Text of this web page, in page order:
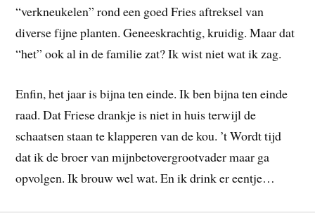
“verkneukelen” rond een goed Fries aftreksel van
diverse fijne planten. Geneeskrachtig, kruidig. Maar dat
“het” ook al in de familie zat? Ik wist niet wat ik zag.
Enfin, het jaar is bijna ten einde. Ik ben bijna ten einde
raad. Dat Friese drankje is niet in huis terwijl de
schaatsen staan te klapperen van de kou. ’t Wordt tijd
dat ik de broer van mijnbetovergrootvader maar ga
opvolgen. Ik brouw wel wat. En ik drink er eentje…